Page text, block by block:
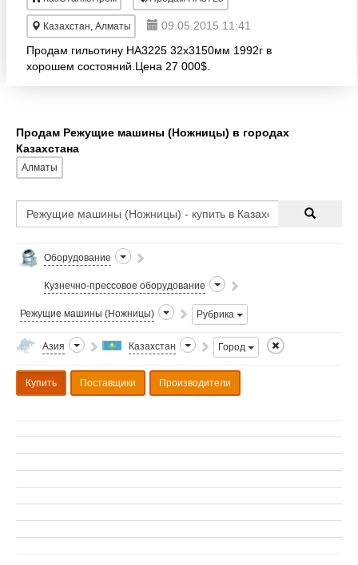
Казахстан, Алматы
09.05.2015 11:41
Продам гильотину НА3225 32х3150мм 1992г в
хорошем состояний.Цена 27 000$.
Продам Режущие машины (Ножницы) в городах
Казахстана
Алматы
Оборудование
Кузнечно-прессовое оборудование
Режущие машины (Ножницы) Рубрика
Азия Казахстан Город
Купить Поставщики Производители